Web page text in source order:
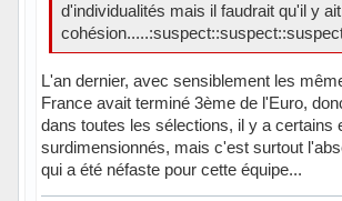
d'individualités mais il faudrait qu'il y
L'an dernier, avec sensiblement les
France avait terminé 3ème de l'Euro,
dans toutes les sélections, il y a certains
surdimensionnés, mais c'est surtout
qui a été néfaste pour cette équipe...